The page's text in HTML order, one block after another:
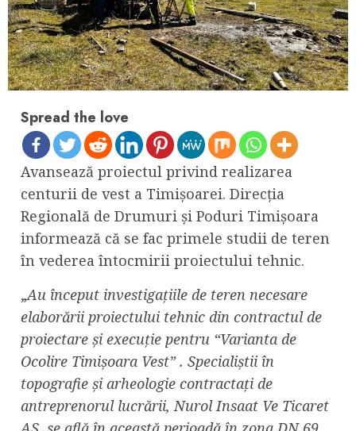
Spread the love
Avansează proiectul privind realizarea
centurii de vest a Timișoarei. Direcția
Regională de Drumuri și Poduri Timișoara
informează că se fac primele studii de teren
în vederea întocmirii proiectului tehnic.
„Au început investigațiile de teren necesare
elaborării proiectului tehnic din contractul de
proiectare și execuție pentru “Varianta de
Ocolire Timișoara Vest” . Specialiștii în
topografie și arheologie contractați de
antreprenorul lucrării, Nurol Insaat Ve Ticaret